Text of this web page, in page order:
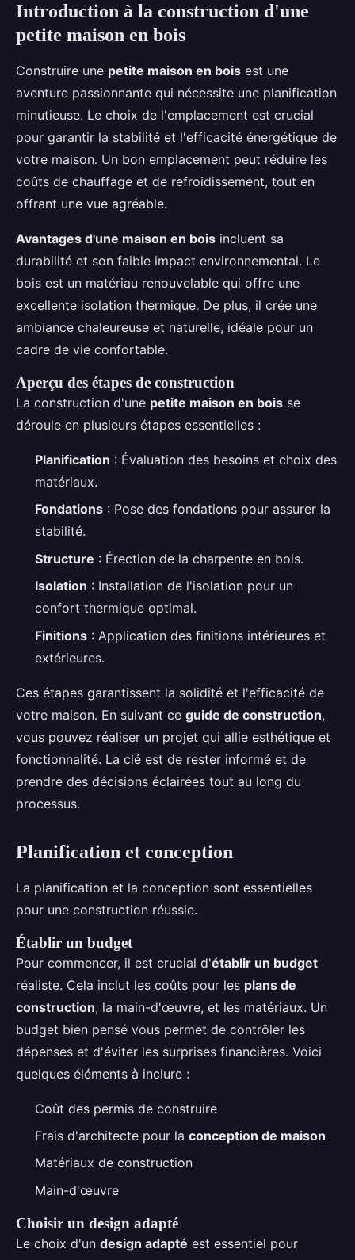
Introduction à la construction d'une
petite maison en bois
Construire une petite maison en bois est une
aventure passionnante qui nécessite une planification
minutieuse. Le choix de l'emplacement est crucial
pour garantir la stabilité et l'efficacité énergétique de
votre maison. Un bon emplacement peut réduire les
coûts de chauffage et de refroidissement, tout en
offrant une vue agréable.
Avantages d'une maison en bois incluent sa
durabilité et son faible impact environnemental. Le
bois est un matériau renouvelable qui offre une
excellente isolation thermique. De plus, il crée une
ambiance chaleureuse et naturelle, idéale pour un
cadre de vie confortable.
Aperçu des étapes de construction
La construction d'une petite maison en bois se
déroule en plusieurs étapes essentielles :
Planification : Évaluation des besoins et choix des
matériaux.
Fondations : Pose des fondations pour assurer la
stabilité.
Structure : Érection de la charpente en bois.
Isolation : Installation de l'isolation pour un
confort thermique optimal.
Finitions : Application des finitions intérieures et
extérieures.
Ces étapes garantissent la solidité et l'efficacité de
votre maison. En suivant ce guide de construction,
vous pouvez réaliser un projet qui allie esthétique et
fonctionnalité. La clé est de rester informé et de
prendre des décisions éclairées tout au long du
processus.
Planification et conception
La planification et la conception sont essentielles
pour une construction réussie.
Établir un budget
Pour commencer, il est crucial d'établir un budget
réaliste. Cela inclut les coûts pour les plans de
construction, la main-d'œuvre, et les matériaux. Un
budget bien pensé vous permet de contrôler les
dépenses et d'éviter les surprises financières. Voici
quelques éléments à inclure :
Coût des permis de construire
Frais d'architecte pour la conception de maison
Matériaux de construction
Main-d'œuvre
Choisir un design adapté
Le choix d'un design adapté est essentiel pour